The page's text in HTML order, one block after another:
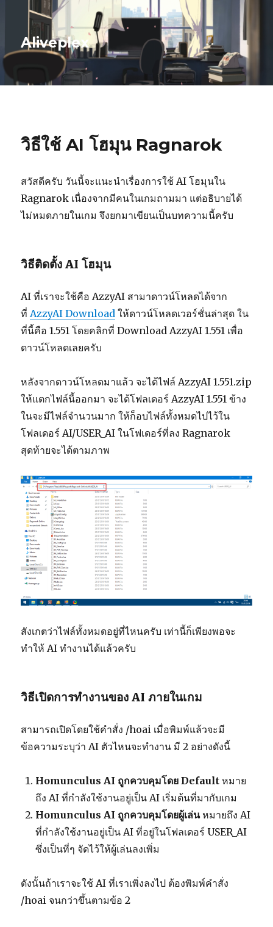
Aliveplex
วิธีใช้ AI โฮมุน Ragnarok
สวัสดีครับ วันนี้จะแนะนำเรื่องการใช้ AI โฮมุนใน
Ragnarok เนื่องจากมีคนในเกมถามมา แต่อธิบายได้
ไม่หมดภายในเกม จึงยกมาเขียนเป็นบทความนี้ครับ
วิธีติดตั้ง AI โฮมุน
AI ที่เราจะใช้คือ AzzyAI สามาดาวน์โหลดได้จาก
ที่AzzyAI Download ให้ดาวน์โหลดเวอร์ชั่นล่าสุด ใน
ที่นี้คือ 1.551 โดยคลิกที่ Download AzzyAI 1.551 เพื่อ
ดาวน์โหลดเลยครับ
หลังจากดาวน์โหลดมาแล้ว จะได้ไฟล์ AzzyAI 1.551.zip
ให้แตกไฟล์นี้ออกมา จะได้โฟลเดอร์ AzzyAI 1.551 ข้าง
ในจะมีไฟล์จำนวนมาก ให้ก็อบไฟล์ทั้งหมดไปไว้ใน
โฟลเดอร์ AI/USER_AI ในโฟเดอร์ที่ลง Ragnarok
สุดท้ายจะได้ตามภาพ
สังเกตว่าไฟล์ทั้งหมดอยู่ที่ไหนครับ เท่านี้ก็เพียงพอจะ
ทำให้ AI ทำงานได้แล้วครับ
วิธีเปิดการทำงานของ AI ภายในเกม
สามารถเปิดโดยใช้คำสั่ง /hoai เมื่อพิมพ์แล้วจะมี
ข้อความระบุว่า AI ตัวไหนจะทำงาน มี 2 อย่างดังนี้
Homunculus AI ถูกควบคุมโดย Default หมาย
ถึง AI ที่กำลังใช้งานอยู่เป็น AI เริ่มต้นที่มากับเกม
Homunculus AI ถูกควบคุมโดยผู้เล่นหมายถึง AI
ที่กำลังใช้งานอยู่เป็น AI ที่อยู่ในโฟลเดอร์ USER_AI
ซึ่งเป็นที่ๆ จัดไว้ให้ผู้เล่นลงเพิ่ม
ดังนั้นถ้าเราจะใช้ AI ที่เราเพิ่งลงไป ต้องพิมพ์คำสั่ง
/hoai จนกว่าขึ้นตามข้อ 2